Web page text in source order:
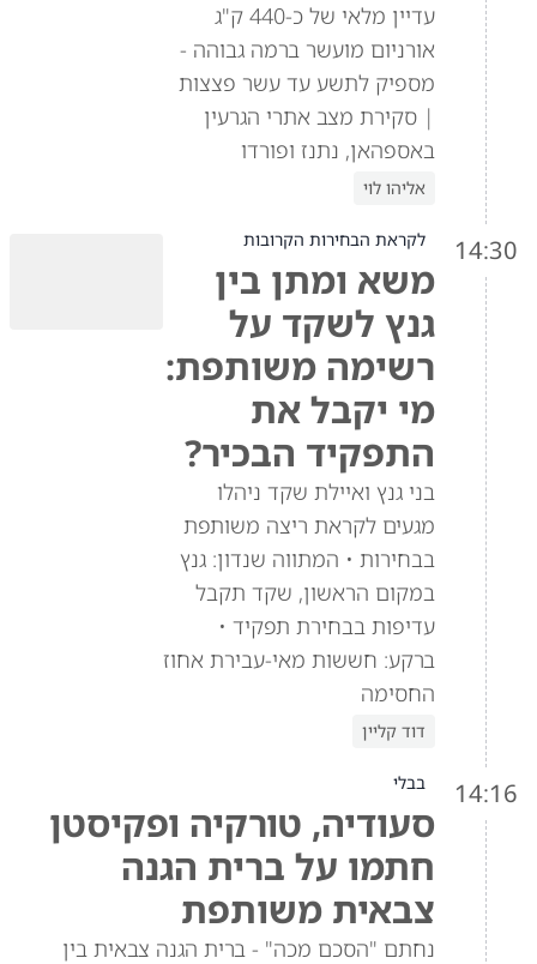
עדיין מלאי של כ-440 ק"ג
אורניום מועשר ברמה גבוהה -
מספיק לתשע עד עשר פצצות
| סקירת מצב אתרי הגרעין
באספהאן, נתנז ופורדו
אליהו לוי
14:30 לקראת הבחירות הקרובות
משא ומתן בין
גנץ לשקד על
רשימה משותפת:
מי יקבל את
התפקיד הבכיר?
בני גנץ ואיילת שקד ניהלו
מגעים לקראת ריצה משותפת
בבחירות • המתווה שנדון: גנץ
במקום הראשון, שקד תקבל
עדיפות בבחירת תפקיד •
ברקע: חששות מאי-עבירת אחוז
החסימה
דוד קליין
14:16 בבלי
סעודיה, טורקיה ופקיסטן
חתמו על ברית הגנה
צבאית משותפת
נחתם "הסכם מכה" - ברית הגנה צבאית בין